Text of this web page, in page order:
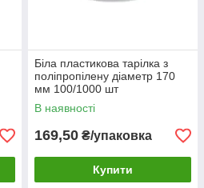
Біла пластикова тарілка з
поліпропілену діаметр 170
мм 100/1000 шт
В наявності
169,50 ₴/упаковка
Купити